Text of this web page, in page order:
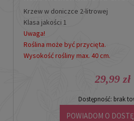
Krzew w doniczce 2-litrowej
Klasa jakości 1
Uwaga!
Roślina może być przycięta.
Wysokość rośliny max. 40 cm.
29,99 zł
Dostępność: brak
POWIADOM O